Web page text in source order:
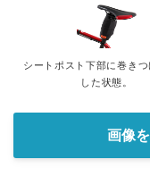
シートポスト下部に巻き
した状態。
画像